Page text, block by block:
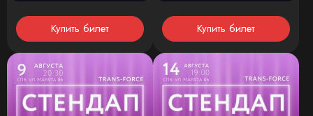
Купить билет Купить билет